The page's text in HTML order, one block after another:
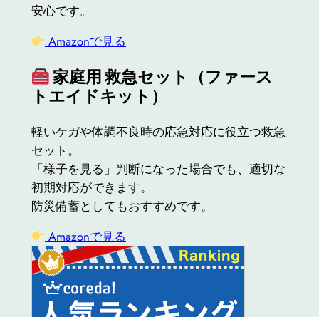
安心です。
Amazonで見る
家庭用 救急セット（ファース
トエイドキット）
軽いケガや体調不良時の応急対応に役立つ救急
セット。
「様子を見る」判断になった場合でも、適切な
初期対応ができます。
防災備蓄としてもおすすめです。
Amazonで見る